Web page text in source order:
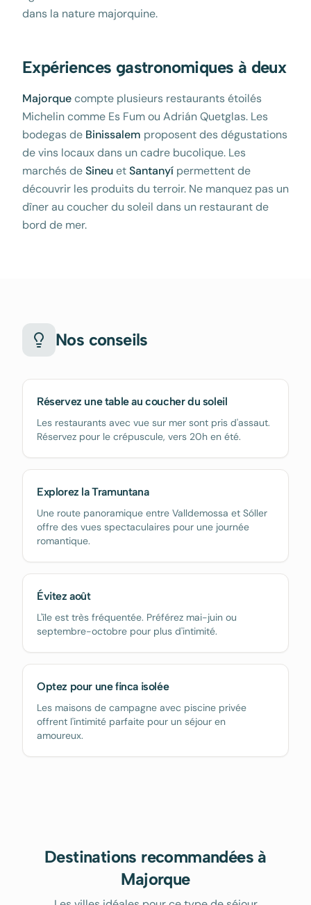
dans la nature majorquine.
Expériences gastronomiques à deux
Majorquecompte plusieurs restaurants étoilés
Michelin comme Es Fum ou Adrián Quetglas. Les
bodegas de Binissalem proposent des dégustations
de vins locaux dans un cadre bucolique. Les
marchés deSineuetSantanyí permettent de
découvrir les produits du terroir. Ne manquez pas un
dîner au coucher du soleil dans un restaurant de
bord de mer.
Nos conseils
Réservez une table au coucher du soleil
Les restaurants avec vue sur mer sont pris d'assaut.
Réservez pour le crépuscule, vers 20h en été.
Explorez la Tramuntana
Une route panoramique entre Valldemossa et Sóller
offre des vues spectaculaires pour une journée
romantique.
Évitez août
L'île est très fréquentée. Préférez mai-juin ou
septembre-octobre pour plus d'intimité.
Optez pour une finca isolée
Les maisons de campagne avec piscine privée
offrent l'intimité parfaite pour un séjour en
amoureux.
Destinations recommandées à
Majorque